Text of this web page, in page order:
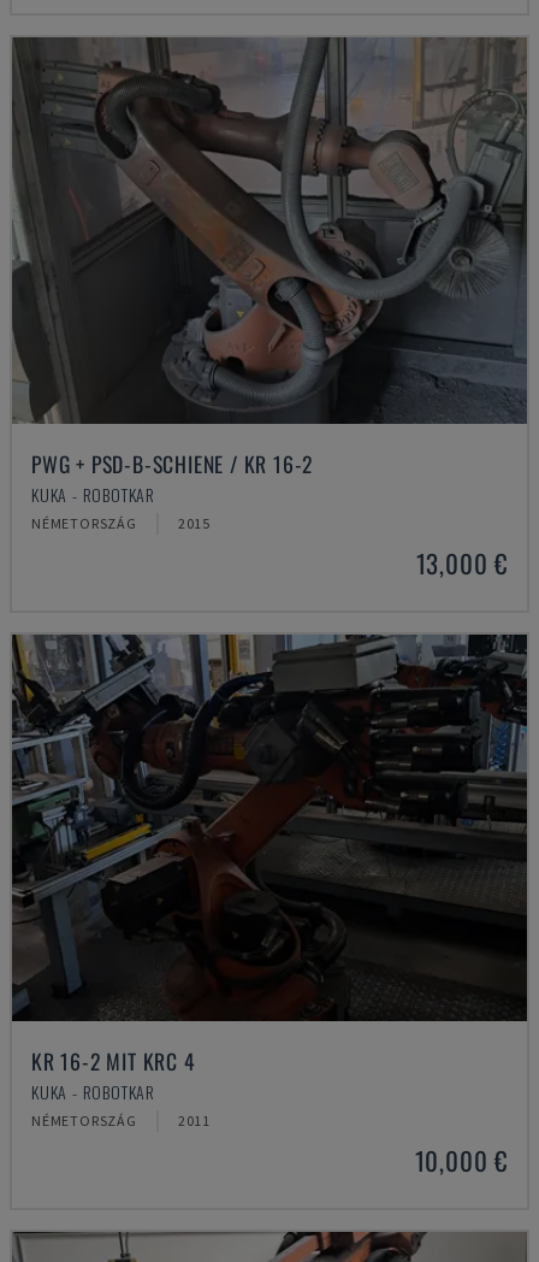
PWG + PSD-B-SCHIENE / KR 16-2
KUKA - ROBOTKAR
NÉMETORSZÁG 2015
13,000 €
KR 16-2 MIT KRC 4
KUKA - ROBOTKAR
NÉMETORSZÁG 2011
10,000 €